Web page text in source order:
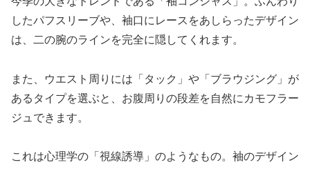
したパフスリーブや、袖口にレースをあしらったデザイン
は、二の腕のラインを完全に隠してくれます。
また、ウエスト周りには「タック」や「ブラウジング」が
あるタイプを選ぶと、お腹周りの段差を自然にカモフラー
ジュできます。
これは心理学の「視線誘導」のようなもの。袖のデザイン